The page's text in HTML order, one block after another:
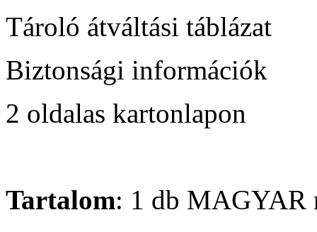
Tároló átváltási táblázat
Biztonsági információk
2 oldalas kartonlapon
Tartalom: 1 db MAGYAR